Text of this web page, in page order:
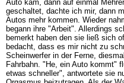
Auto kam, dann auf einmal
geschaltet, dachte ich mir, dann
Autos mehr kommen. Wieder
begann ihre "Arbeit". Allerdings
bemerkt haben den sie ließ sich
bedacht, dass es mir nicht zu
Scheinwerfer in der Ferne,
Fahrbahn. "He, ein Auto kommt"
etwas schneller", antwortete sie